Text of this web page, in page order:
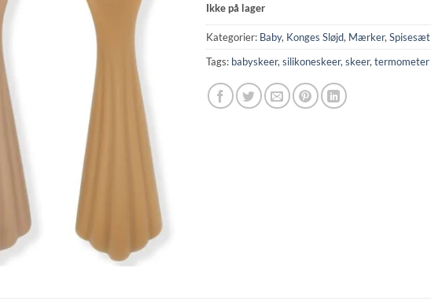
Ikke på lager
Kategorier: Baby, Konges Sløjd, Mærker, Spisesæt
Tags: babyskeer, silikoneskeer, skeer, termometer